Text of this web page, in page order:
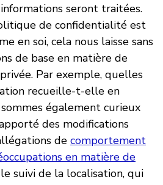
seront traitées.
de confidentialité est
en soi, cela nous laisse sans
de base en matière de
Par exemple, quelles
recueille-t-elle en
également curieux
des modifications
de comportement
en matière de
suivi de la localisation, qui